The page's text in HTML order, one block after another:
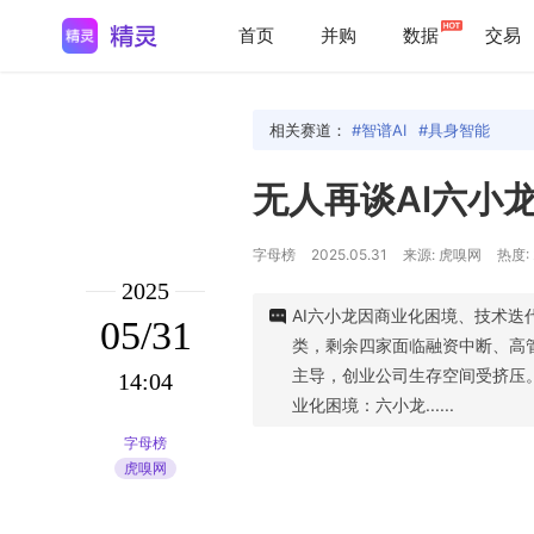
首页 并购 数据 交易
2025
05/31
14:04
字母榜
虎嗅网
相关赛道： 智谱AI 具身智能
无人再谈AI六小
字母榜 2025.05.31 来源: 虎嗅网 热度
AI六小龙因商业化困境、技术迭
类，剩余四家面临融资中断、
主导，创业公司生存空间受挤
业化困境：六小龙......